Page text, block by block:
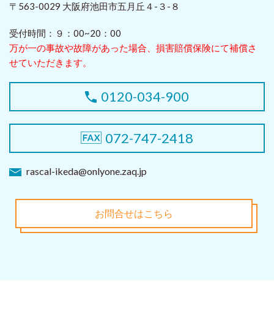
〒563-0029 大阪府池田市五月丘４-３-８
受付時間：９：00~20：00
万が一の事故や故障があった場合、損害賠償保険にて補償さ
せていただきます。
0120-034-900
072-747-2418
rascal-ikeda@onlyone.zaq.jp
お問合せはこちら